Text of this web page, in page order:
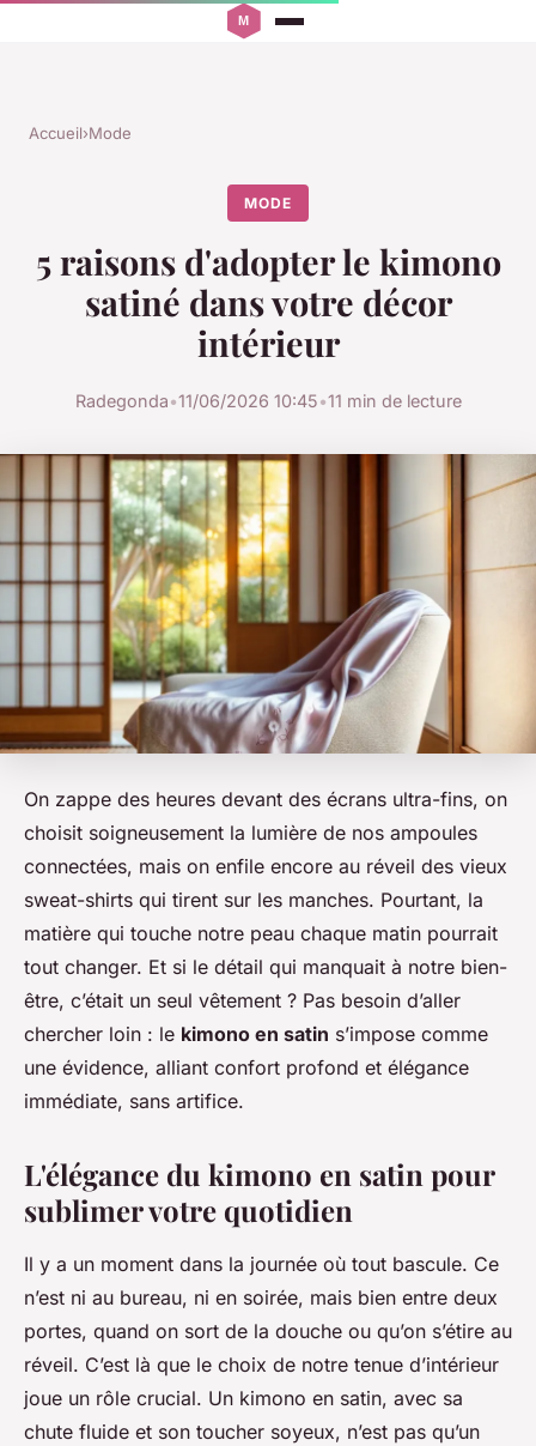
Accueil›Mode
MODE
5 raisons d'adopter le kimono
satiné dans votre décor
intérieur
Radegonda•11/06/2026 10:45•11 min de lecture
On zappe des heures devant des écrans ultra-fins, on
choisit soigneusement la lumière de nos ampoules
connectées, mais on enfile encore au réveil des vieux
sweat-shirts qui tirent sur les manches. Pourtant, la
matière qui touche notre peau chaque matin pourrait
tout changer. Et si le détail qui manquait à notre bien-
être, c’était un seul vêtement ? Pas besoin d’aller
chercher loin : le kimono en satin s’impose comme
une évidence, alliant confort profond et élégance
immédiate, sans artifice.
L'élégance du kimono en satin pour
sublimer votre quotidien
Il y a un moment dans la journée où tout bascule. Ce
n’est ni au bureau, ni en soirée, mais bien entre deux
portes, quand on sort de la douche ou qu’on s’étire au
réveil. C’est là que le choix de notre tenue d’intérieur
joue un rôle crucial. Un kimono en satin, avec sa
chute fluide et son toucher soyeux, n’est pas qu’un